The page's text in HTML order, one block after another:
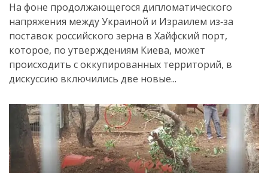
На фоне продолжающегося дипломатического
напряжения между Украиной и Израилем из‑за
поставок российского зерна в Хайфский порт,
которое, по утверждениям Киева, может
происходить с оккупированных территорий, в
дискуссию включились две новые...